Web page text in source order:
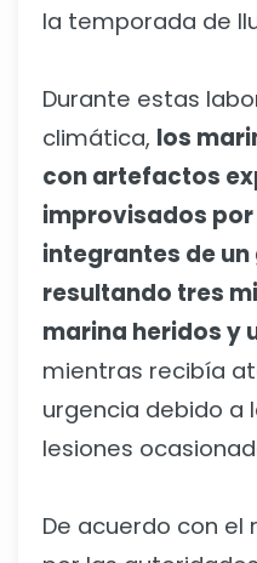
la temporada de
Durante estas
climática, los
con artefactos
improvisados
integrantes de
resultando tres
marina heridos y
mientras recibía
urgencia debido a
lesiones
De acuerdo con el